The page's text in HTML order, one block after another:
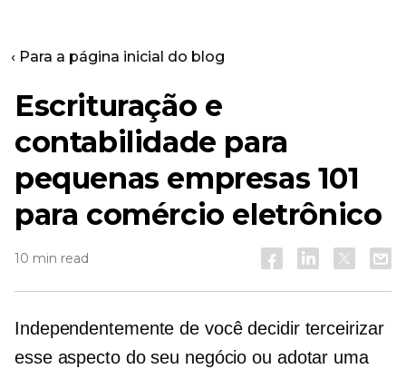
‹ Para a página inicial do blog
Escrituração e
contabilidade para
pequenas empresas 101
para comércio eletrônico
10 min read
Independentemente de você decidir terceirizar
esse aspecto do seu negócio ou adotar uma